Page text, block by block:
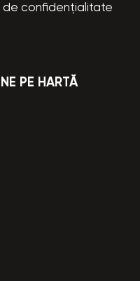
de confidențialitate
PE HARTĂ